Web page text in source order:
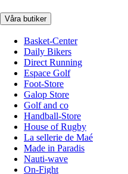
Våra butiker
Basket-Center
Daily Bikers
Direct Running
Espace Golf
Foot-Store
Galop Store
Golf and co
Handball-Store
House of Rugby
La sellerie de Maé
Made in Paradis
Nauti-wave
On-Fight